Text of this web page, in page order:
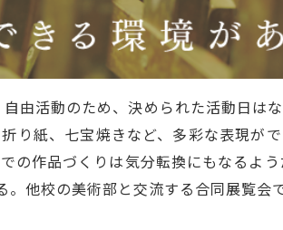
由活動のため、決められた活動日は
り紙、七宝焼きなど、多彩な表現が
作品づくりは気分転換にもなるよ
他校の美術部と交流する合同展覧会